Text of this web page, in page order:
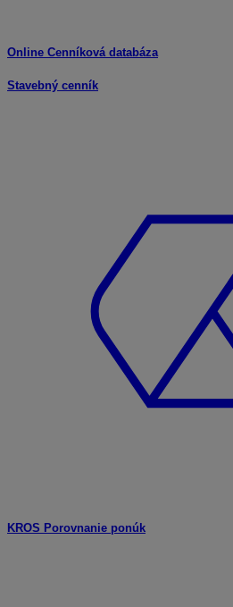
Online Cenníková databáza
Stavebný cenník
KROS Porovnanie ponúk